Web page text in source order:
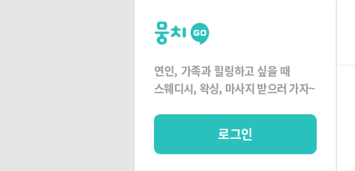
뭉
치
고
연인, 가족과 힐링하고 싶을 때
스웨디시, 왁싱, 마사지 받으러 가자~
로그인